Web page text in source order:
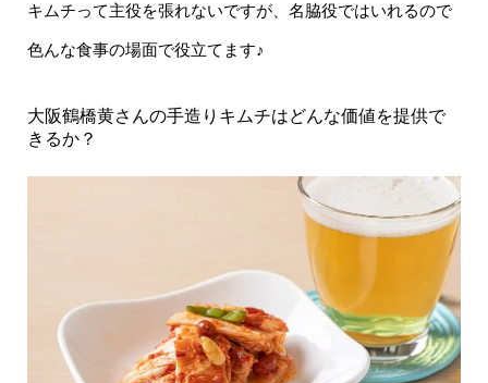
キムチって主役を張れないですが、名脇役ではいれるので
色んな食事の場面で役立てます♪
大阪鶴橋黄さんの手造りキムチはどんな価値を提供で
きるか？